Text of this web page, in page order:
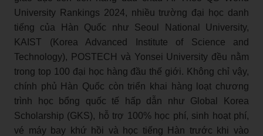
University Rankings 2024, nhiều trường đại học danh
tiếng của Hàn Quốc như Seoul National University,
KAIST (Korea Advanced Institute of Science and
Technology), POSTECH và Yonsei University đều nằm
trong top 100 đại học hàng đầu thế giới. Không chỉ vậy,
chính phủ Hàn Quốc còn triển khai hàng loạt chương
trình học bổng quốc tế hấp dẫn như Global Korea
Scholarship (GKS), hỗ trợ 100% học phí, sinh hoạt phí,
vé máy bay khứ hồi và học tiếng Hàn trước khi vào